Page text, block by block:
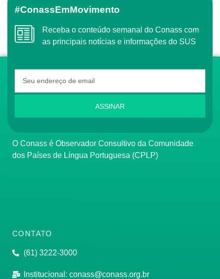
#ConassEmMovimento
Receba o conteúdo semanal do Conass com
as principais notícias e informações do SUS
ASSINAR
O Conass é Observador Consultivo da Comunidade
dos Países de Língua Portuguesa (CPLP)
CONTATO
(61) 3222-3000
Institucional: conass@conass.org.br